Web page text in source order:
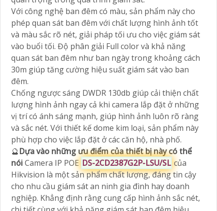
Với công nghệ ban đêm có màu, sản phẩm này cho
phép quan sát ban đêm với chất lượng hình ảnh tốt
và màu sắc rõ nét, giải pháp tối ưu cho việc giám sát
vào buổi tối. Độ phân giải Full color và khả năng
quan sát ban đêm như ban ngày trong khoảng cách
30m giúp tăng cường hiệu suất giám sát vào ban
đêm.
Chống ngược sáng DWDR 130db giúp cải thiện chất
lượng hình ảnh ngay cả khi camera lắp đặt ở những
vị trí có ánh sáng mạnh, giúp hình ảnh luôn rõ ràng
và sắc nét. Với thiết kế dome kim loại, sản phẩm này
phù hợp cho việc lắp đặt ở các căn hộ, nhà phố.
🔮Dựa vào những ưu điểm của thiết bị này có thể
nóiCamera IP POE DS-2CD2387G2P-LSU/SL của
Hikvision là một sản phẩm chất lượng, đáng tin cậy
cho nhu cầu giám sát an ninh gia đình hay doanh
nghiệp. Khẳng định rằng cung cấp hình ảnh sắc nét,